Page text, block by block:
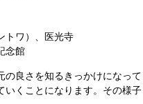
トワ）、医光寺
念館
良さを知るきっかけになっ
くことになります。その様子